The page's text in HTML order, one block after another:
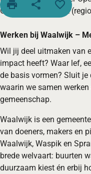
print share favorite_border
Gemeente Waalwijk
Werken bij Waalwijk –
Wil jij deel uitmaken van
impact heeft? Waar lef,
de basis vormen? Sluit je
waarin we samen
gemeenschap.
Waalwijk is een
van doeners, makers en
Waalwijk, Waspik en
brede welvaart: buurten
duurzaam kiest én erbij